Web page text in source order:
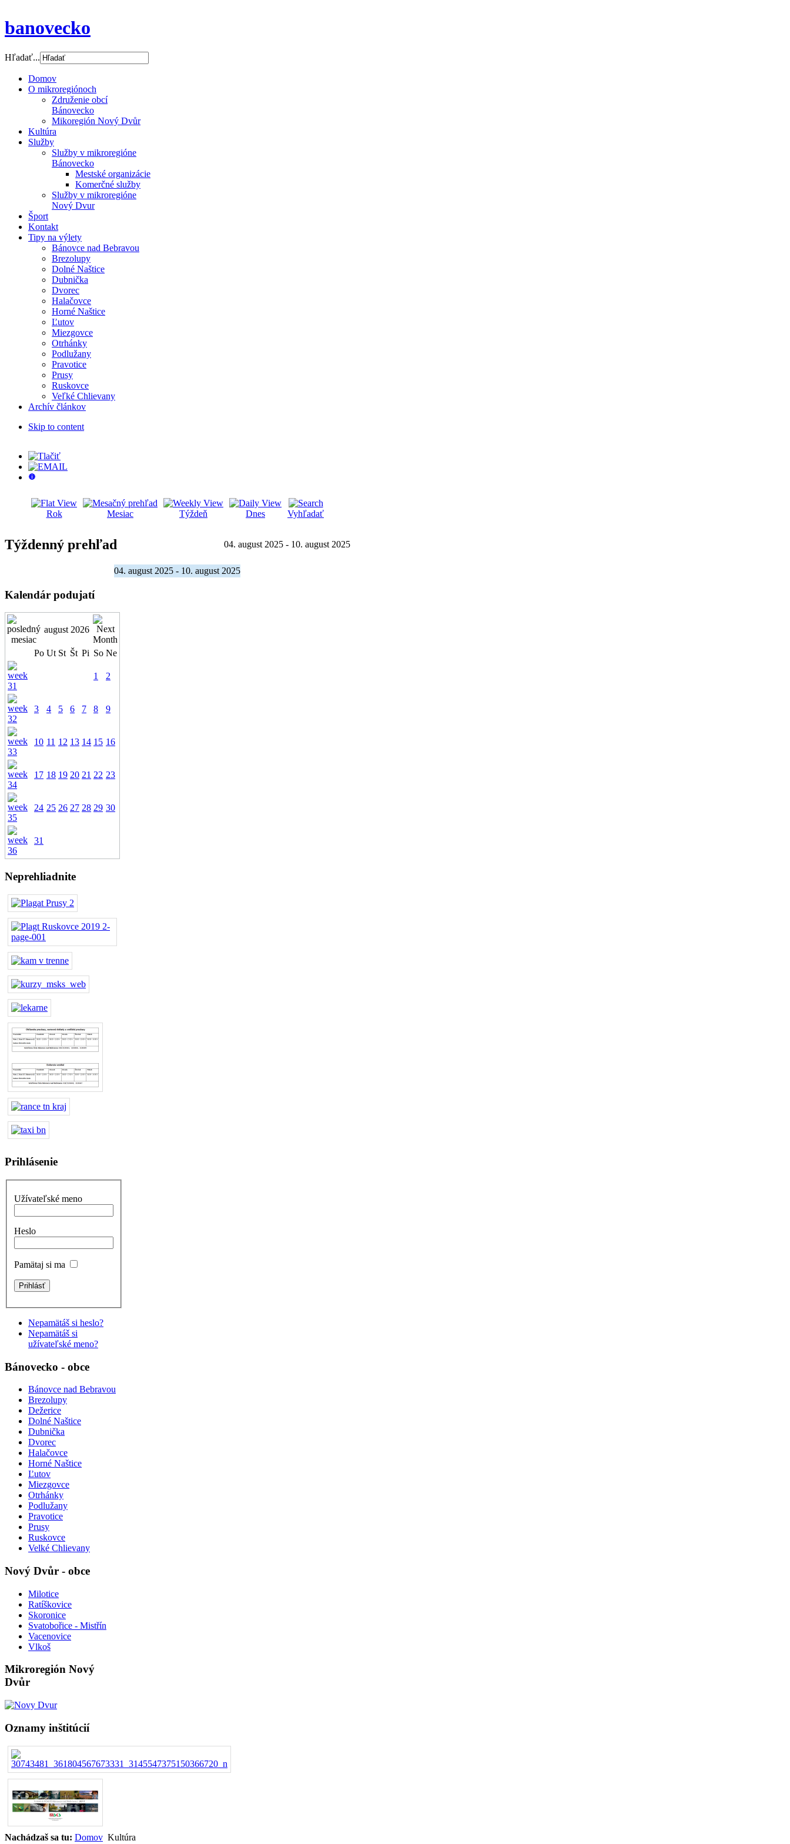
banovecko
Hľadať...
Domov
O mikroregiónoch
Združenie obcí
Bánovecko
Mikoregión Nový Dvůr
Kultúra
Služby
Služby v mikroregióne
Bánovecko
Mestské organizácie
Komerčné služby
Služby v mikroregióne
Nový Dvur
Šport
Kontakt
Tipy na výlety
Bánovce nad Bebravou
Brezolupy
Dolné Naštice
Dubnička
Dvorec
Halačovce
Horné Naštice
Ľutov
Miezgovce
Otrhánky
Podlužany
Pravotice
Prusy
Ruskovce
Veľké Chlievany
Archív článkov
Skip to content
Rok Mesiac Týždeň Dnes Vyhľadať
Týždenný prehľad 04. august 2025 - 10. august 2025
04. august 2025 - 10. august 2025
Kalendár podujatí
august 2026
Po Ut St Št Pi So Ne
1 2
3 4 5 6 7 8 9
10 11 12 13 14 15 16
17 18 19 20 21 22 23
24 25 26 27 28 29 30
31
Neprehliadnite
Prihlásenie
Užívateľské meno
Heslo
Pamätaj si ma
Nepamätáš si heslo?
Nepamätáš si
užívateľské meno?
Bánovecko - obce
Bánovce nad Bebravou
Brezolupy
Dežerice
Dolné Naštice
Dubnička
Dvorec
Halačovce
Horné Naštice
Ľutov
Miezgovce
Otrhánky
Podlužany
Pravotice
Prusy
Ruskovce
Velké Chlievany
Nový Dvůr - obce
Milotice
Ratíškovice
Skoronice
Svatobořice - Mistřín
Vacenovice
Vlkoš
Mikroregión Nový
Dvůr
Oznamy inštitúcií
Nachádzaš sa tu: Domov Kultúra